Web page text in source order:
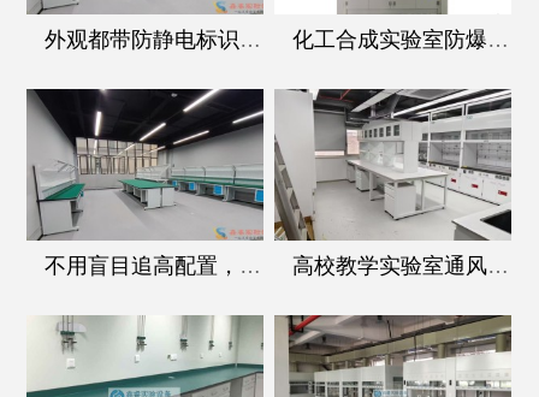
外观都带防静电标识，阻抗桌和普通防静电桌的核心区别在哪 化工合成实验室防爆通风柜，核心配置一个都不能少
不用盲目追高配置，阻抗桌的这几个核心参数才是选型要点 高校教学实验室通风柜选型：兼顾耐用性与学生操作安全